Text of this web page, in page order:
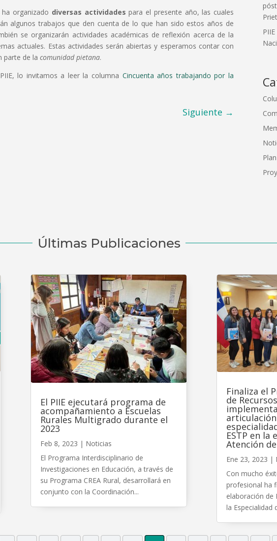
organizado diversas actividades para el presente año, las cuales
algunos trabajos que den cuenta de lo que han sido estos años de
se organizarán actividades académicas de reflexión acerca de la
actuales. Estas actividades serán abiertas y esperamos contar con
parte de lacomunidad pietana.
lo invitamos a leer la columna Cincuenta años trabajando por la
Siguiente →
Últimas Publicaciones
El PIIE ejecutará programa de
acompañamiento a Escuelas
Rurales Multigrado durante el
2023
Feb 8, 2023 | Noticias
El Programa Interdisciplinario de
Investigaciones en Educación, a través de
su Programa CREA Rural, desarrollará en
conjunto con la Coordinación...
Finaliza el
de
ESTP en la
Atención
Ene 23, 2023 |
Con mucho
profesional ha
elaboración de
la Especialidad